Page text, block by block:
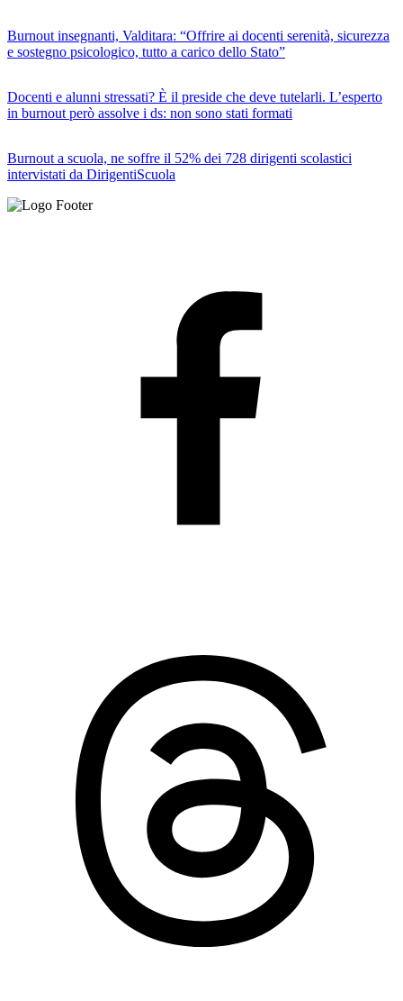
Burnout insegnanti, Valditara: “Offrire ai docenti serenità, sicurezza
e sostegno psicologico, tutto a carico dello Stato”
Docenti e alunni stressati? È il preside che deve tutelarli. L’esperto
in burnout però assolve i ds: non sono stati formati
Burnout a scuola, ne soffre il 52% dei 728 dirigenti scolastici
intervistati da DirigentiScuola